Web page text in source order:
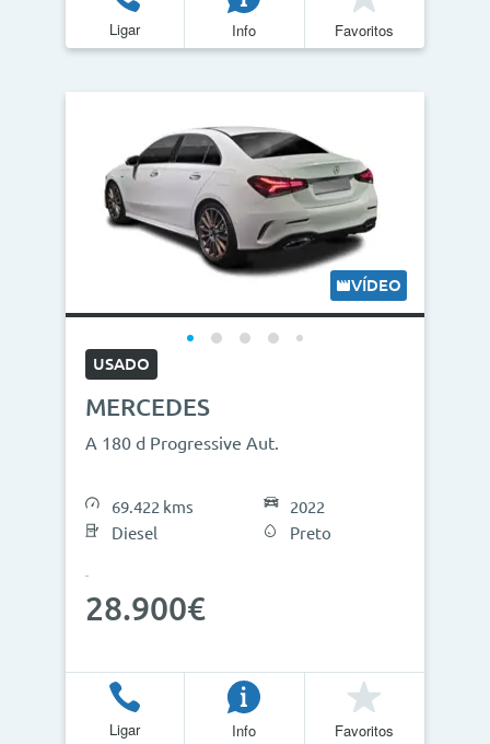
Ligar Info Favoritos
VÍDEO
USADO
MERCEDES
A 180 d Progressive Aut.
69.422 kms
Diesel
2022
Preto
28.900€
Ligar Info Favoritos